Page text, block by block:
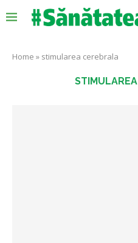
Home » stimularea cerebrala